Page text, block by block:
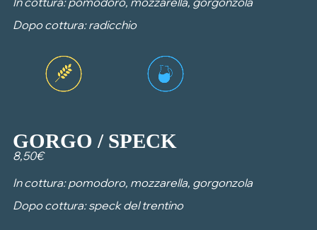
Dopo cottura: radicchio
GORGO / SPECK
8,50€
In cottura: pomodoro, mozzarella, gorgonzola
Dopo cottura: speck del trentino